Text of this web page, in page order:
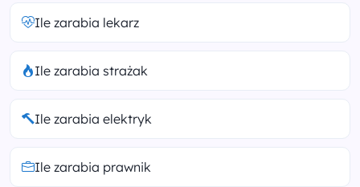
Ile zarabia lekarz
Ile zarabia strażak
Ile zarabia elektryk
Ile zarabia prawnik